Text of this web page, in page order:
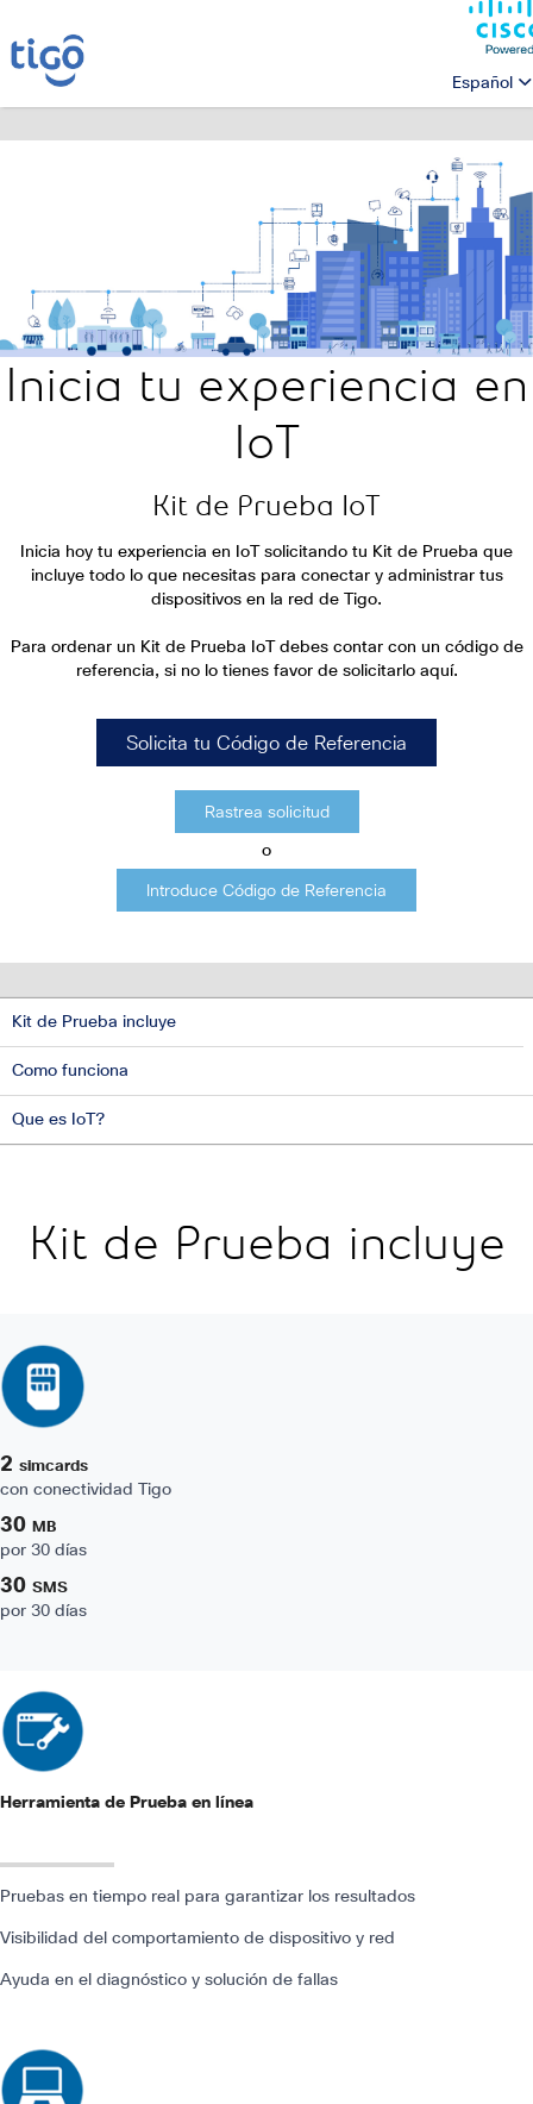
Español
Inicia tu experiencia en
IoT
Kit de Prueba IoT
Inicia hoy tu experiencia en IoT solicitando tu Kit de Prueba que
incluye todo lo que necesitas para conectar y administrar tus
dispositivos en la red de Tigo.
Para ordenar un Kit de Prueba IoT debes contar con un código de
referencia, si no lo tienes favor de solicitarlo aquí.
Solicita tu Código de Referencia
Rastrea solicitud
o
Introduce Código de Referencia
Kit de Prueba incluye
Como funciona
Que es IoT?
Kit de Prueba incluye
2 simcards
con conectividad Tigo
30 MB
por 30 días
30 SMS
por 30 días
Herramienta de Prueba en línea
Pruebas en tiempo real para garantizar los resultados
Visibilidad del comportamiento de dispositivo y red
Ayuda en el diagnóstico y solución de fallas